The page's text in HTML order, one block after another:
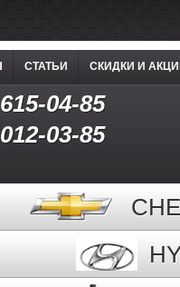
615-04-85
012-03-85
СТАТЬИ СКИДКИ И